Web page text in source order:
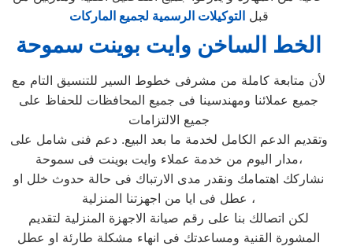
قبلالتوكيلات الرسمية لجميع الماركات
الخط الساخن وايت بوينت سموحة
لأن متابعة كاملة من مشرفى خطوط السير للتنسيق التام مع
جميع عملائنا ومهندسينا فى جميع المحافظات للحفاظ على
جميع الالتزامات
وتقديم الدعم الكامل لخدمة ما بعد البيع. دعم فنى شامل على
مدار اليوم من خدمة عملاء وايت بوينت فى سموحة،
نشاركك اهتمامك ونقدر مدى الارتباك فى حالة حدوث خلل او
عطل فى ايا من اجهزتنا المنزلية ،
لكن اتصالك بنا على رقم صيانة الاجهزة المنزلية لتقديم
المشورة القنية ومساعدتك فى انهاء مشكلة طارئة او عطل